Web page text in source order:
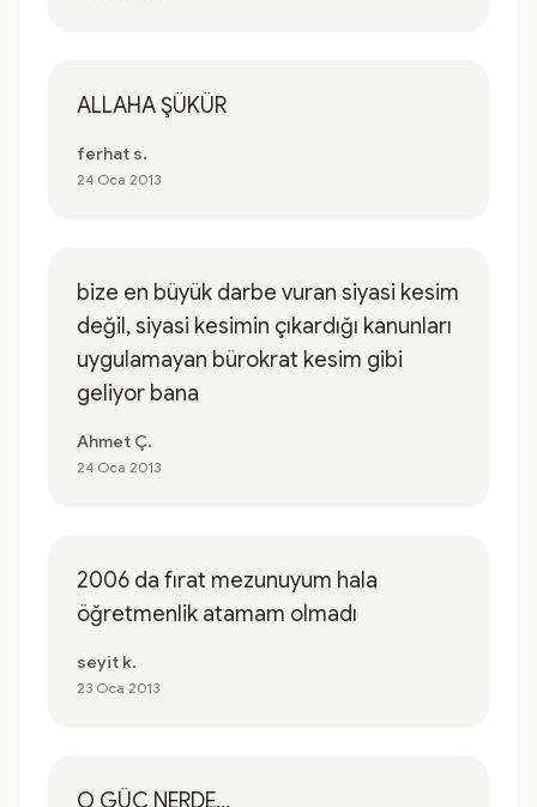
ALLAHA ŞÜKÜR
ferhat s.
24 Oca 2013
bize en büyük darbe vuran siyasi kesim
değil, siyasi kesimin çıkardığı kanunları
uygulamayan bürokrat kesim gibi
geliyor bana
Ahmet Ç.
24 Oca 2013
2006 da fırat mezunuyum hala
öğretmenlik atamam olmadı
seyit k.
23 Oca 2013
O GÜÇ NERDE...